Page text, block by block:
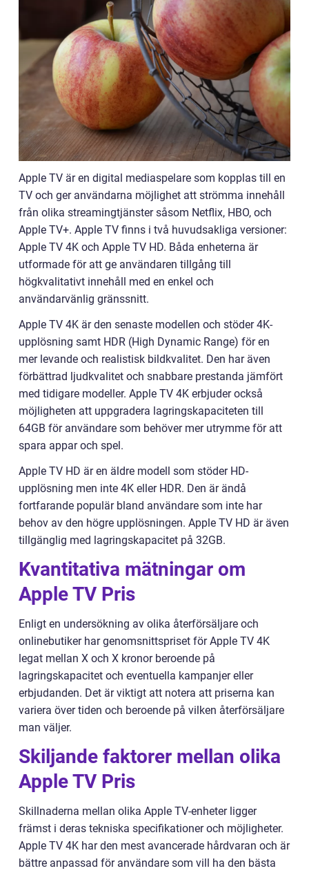
Apple TV är en digital mediaspelare som kopplas till en
TV och ger användarna möjlighet att strömma innehåll
från olika streamingtjänster såsom Netflix, HBO, och
Apple TV+. Apple TV finns i två huvudsakliga versioner:
Apple TV 4K och Apple TV HD. Båda enheterna är
utformade för att ge användaren tillgång till
högkvalitativt innehåll med en enkel och
användarvänlig gränssnitt.
Apple TV 4K är den senaste modellen och stöder 4K-
upplösning samt HDR (High Dynamic Range) för en
mer levande och realistisk bildkvalitet. Den har även
förbättrad ljudkvalitet och snabbare prestanda jämfört
med tidigare modeller. Apple TV 4K erbjuder också
möjligheten att uppgradera lagringskapaciteten till
64GB för användare som behöver mer utrymme för att
spara appar och spel.
Apple TV HD är en äldre modell som stöder HD-
upplösning men inte 4K eller HDR. Den är ändå
fortfarande populär bland användare som inte har
behov av den högre upplösningen. Apple TV HD är även
tillgänglig med lagringskapacitet på 32GB.
Kvantitativa mätningar om
Apple TV Pris
Enligt en undersökning av olika återförsäljare och
onlinebutiker har genomsnittspriset för Apple TV 4K
legat mellan X och X kronor beroende på
lagringskapacitet och eventuella kampanjer eller
erbjudanden. Det är viktigt att notera att priserna kan
variera över tiden och beroende på vilken återförsäljare
man väljer.
Skiljande faktorer mellan olika
Apple TV Pris
Skillnaderna mellan olika Apple TV-enheter ligger
främst i deras tekniska specifikationer och möjligheter.
Apple TV 4K har den mest avancerade hårdvaran och är
bättre anpassad för användare som vill ha den bästa